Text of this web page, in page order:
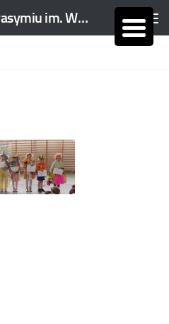
Szkoła Podstawowa w Pasymiu im. Wojciecha Kętrzyńskiego